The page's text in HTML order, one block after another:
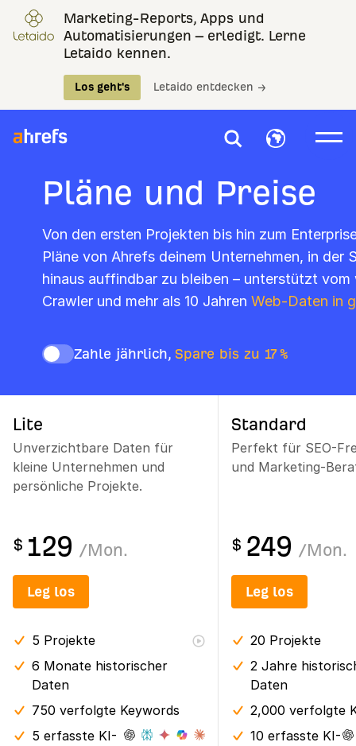
Marketing-Reports, Apps und
Automatisierungen – erledigt. Lerne
Letaido kennen.
Los geht's Letaido entdecken →
Pläne und Preise
Von den ersten Projekten bis hin zum
Pläne von Ahrefs deinem Unternehmen, in der
hinaus auffindbar zu bleiben – unterstützt
Crawler und mehr als 10 Jahren Web-Daten in
Zahle jährlich, Spare bis zu 17 %
Lite
Unverzichtbare Daten für
kleine Unternehmen und
persönliche Projekte.
Standard
Perfekt für SEO-
und Marketing-
$ 129 /Mon. $ 249 /Mon.
Leg los Leg los
5 Projekte
6 Monate historischer
Daten
750 verfolgte Keywords
5 erfasste KI-
20 Projekte
2 Jahre
Daten
2,000 verfolgte
10 erfasste KI-